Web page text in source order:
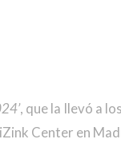
, que la llevó a
Center en